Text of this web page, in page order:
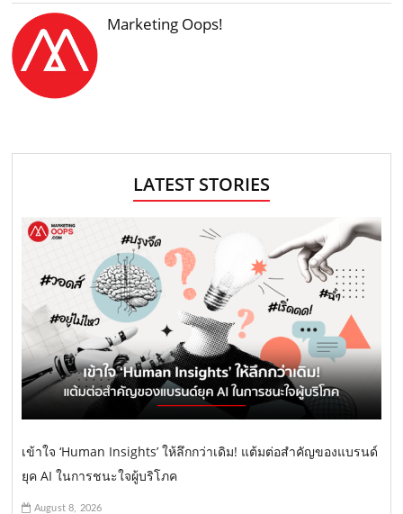
Marketing Oops!
LATEST STORIES
เข้าใจ ‘Human Insights’ ให้ลึกกว่าเดิม! แต้มต่อสำคัญของแบรนด์
ยุค AI ในการชนะใจผู้บริโภค
August 8, 2026